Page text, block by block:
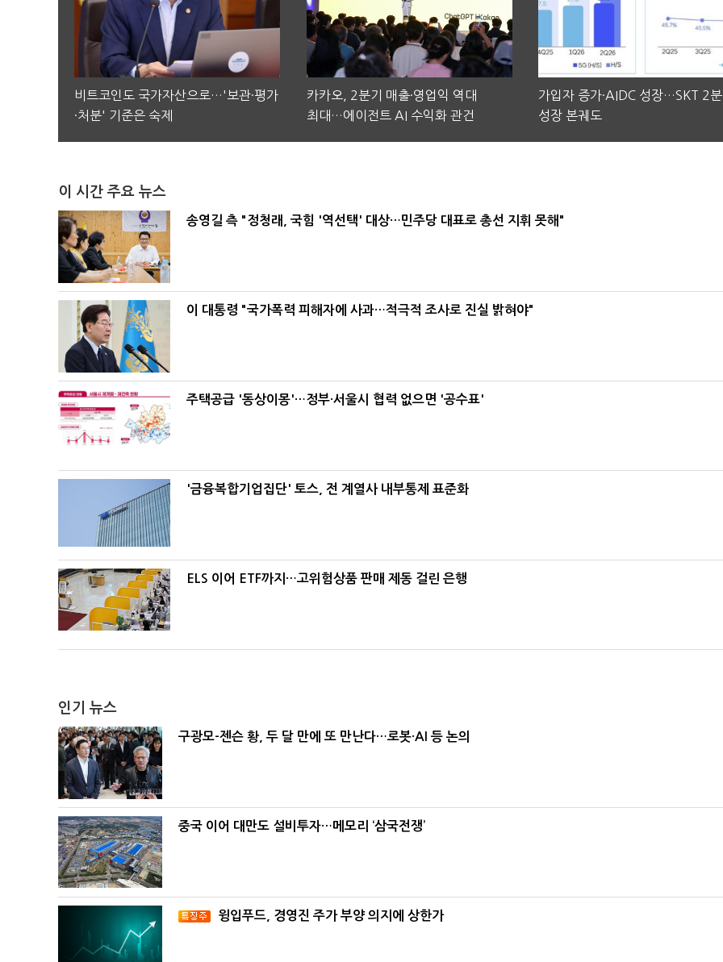
비트코인도 국가자산으로…'보관·평가
·처분' 기준은 숙제
카카오, 2분기 매출·영업익 역대
최대…에이전트 AI 수익화 관건
가입자 증가·AIDC 성장…SKT 2
성장 본궤도
이 시간 주요 뉴스
송영길 측 "정청래, 국힘 '역선택' 대상…민주당 대표로 총선 지휘 못해"
이 대통령 "국가폭력 피해자에 사과…적극적 조사로 진실 밝혀야"
주택공급 '동상이몽'…정부·서울시 협력 없으면 '공수표'
'금융복합기업집단' 토스, 전 계열사 내부통제 표준화
ELS 이어 ETF까지…고위험상품 판매 제동 걸린 은행
인기 뉴스
구광모-젠슨 황, 두 달 만에 또 만난다…로봇·AI 등 논의
중국 이어 대만도 설비투자…메모리 ‘삼국전쟁’
윙입푸드, 경영진 주가 부양 의지에 상한가